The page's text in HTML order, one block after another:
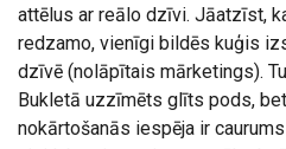
attēlus ar reālo dzīvi. Jāatzīst,
redzamo, vienīgi bildēs kuģis
dzīvē (nolāpītais mārketings).
Bukletā uzzīmēts glīts pods,
nokārtošanās iespēja ir